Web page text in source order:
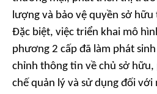
lượng và bảo vệ quyền sở
Đặc biệt, việc triển khai mô
phương 2 cấp đã làm phát
chỉnh thông tin về chủ sở hữu,
chế quản lý và sử dụng đối với